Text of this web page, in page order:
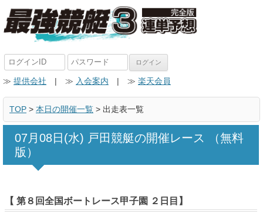
≫ 提供会社 | ≫ 入会案内 | ≫ 楽天会員
TOP > 本日の開催一覧 > 出走表一覧
07月08日(水) 戸田競艇の開催レース （無料
版）
【 第８回全国ボートレース甲子園 ２日目】